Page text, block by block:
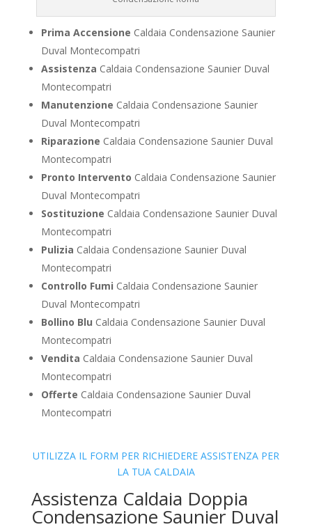
Prima Accensione Caldaia Condensazione Saunier
Duval Montecompatri
Assistenza Caldaia Condensazione Saunier Duval
Montecompatri
Manutenzione Caldaia Condensazione Saunier
Duval Montecompatri
Riparazione Caldaia Condensazione Saunier Duval
Montecompatri
Pronto Intervento Caldaia Condensazione Saunier
Duval Montecompatri
Sostituzione Caldaia Condensazione Saunier Duval
Montecompatri
Pulizia Caldaia Condensazione Saunier Duval
Montecompatri
Controllo Fumi Caldaia Condensazione Saunier
Duval Montecompatri
Bollino Blu Caldaia Condensazione Saunier Duval
Montecompatri
Vendita Caldaia Condensazione Saunier Duval
Montecompatri
Offerte Caldaia Condensazione Saunier Duval
Montecompatri
UTILIZZA IL FORM PER RICHIEDERE ASSISTENZA PER
LA TUA CALDAIA
Assistenza Caldaia Doppia
Condensazione Saunier Duval